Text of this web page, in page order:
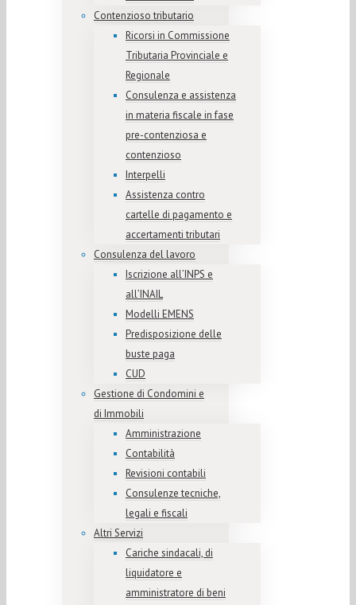
Contenzioso tributario
Ricorsi in Commissione
Tributaria Provinciale e
Regionale
Consulenza e assistenza
in materia fiscale in fase
pre-contenziosa e
contenzioso
Interpelli
Assistenza contro
cartelle di pagamento e
accertamenti tributari
Consulenza del lavoro
Iscrizione all’INPS e
all’INAIL
Modelli EMENS
Predisposizione delle
buste paga
CUD
Gestione di Condomini e
di Immobili
Amministrazione
Contabilità
Revisioni contabili
Consulenze tecniche,
legali e fiscali
Altri Servizi
Cariche sindacali, di
liquidatore e
amministratore di beni